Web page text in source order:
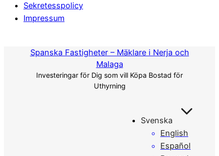
Sekretesspolicy
Impressum
Spanska Fastigheter – Mäklare i Nerja och
Malaga
Investeringar för Dig som vill Köpa Bostad för
Uthyrning
Svenska
English
Español